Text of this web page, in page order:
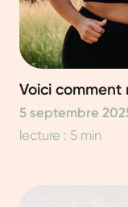
Voici
5 septembre
lecture : 5 min